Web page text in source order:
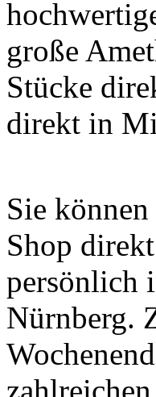
große
Stücke
direkt in
Sie
Shop
persönlich
Nürnberg.